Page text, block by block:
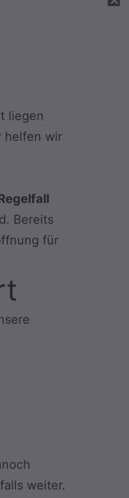
liegen
helfen wir
Bereits
für
weiter.